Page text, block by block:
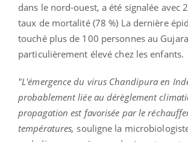
dans le nord-ouest, a été signalée avec
taux de mortalité (78 %) La dernière
touché plus de 100 personnes au
particulièrement élevé chez les enfants.
"L'émergence du virus Chandipura en
probablement liée au dérèglement
propagation est favorisée par le
températures, souligne la